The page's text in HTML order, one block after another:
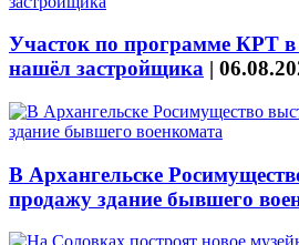
Участок по программе КРТ
нашёл застройщика |
В Архангельске
продажу здание бывшего